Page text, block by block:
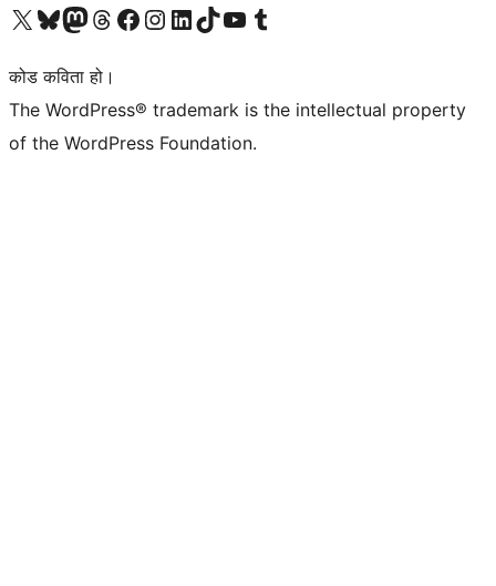
हाम्रो X (पहिले ट्विटर) खातामा जानुहोस्
हाम्रो Bluesky खाता भ्रमण गर्नुहोस्
हाम्रो म्यास्टोडन खाता भ्रमण गर्नुहोस्
हाम्रो थ्रेड्स खातामा जानुहोस्
हाम्रो फेसबुक पेजमा जानुहोस्
हाम्रो इन्स्टाग्राम खातामा जानुहोस्
हाम्रो लिङ्क्डइन खातामा जानुहोस्
हाम्रो TikTok खाता भ्रमण गर्नुहोस्
हाम्रो युट्युब च्यानलमा जानुहोस्
हाम्रो टम्बलर खाता भ्रमण गर्नुहोस्
कोड कविता हो।
The WordPress® trademark is the intellectual property
of the WordPress Foundation.